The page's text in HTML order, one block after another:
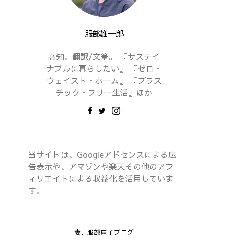
服部雄一郎
高知。翻訳/文筆。 『サステイ
ナブルに暮らしたい』 『ゼロ・
ウェイスト・ホーム』 『プラス
チック・フリー生活』ほか
当サイトは、Googleアドセンスによる広
告表示や、アマゾンや楽天その他のアフ
ィリエイトによる収益化を活用していま
す。
妻、服部麻子ブログ